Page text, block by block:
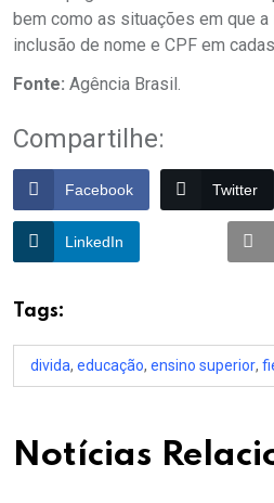
bem como as situações em que
inclusão de nome e CPF em
Fonte: Agência Brasil.
Compartilhe:
Facebook Twitter
LinkedIn
Tags:
divida, educação, ensino superior,
Notícias